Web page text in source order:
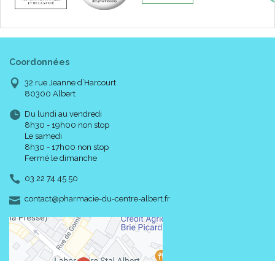
Coordonnées
32 rue Jeanne d’Harcourt
80300 Albert
Du lundi au vendredi
8h30 - 19h00 non stop
Le samedi
8h30 - 17h00 non stop
Fermé le dimanche
03 22 74 45 50
contact-
@-
pharmacie-du-centre-albert.fr